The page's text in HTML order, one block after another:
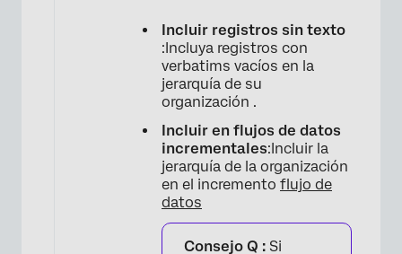
Incluir registros sin texto
:Incluya registros con
verbatims vacíos en la
jerarquía de su
organización .
Incluir en flujos de datos
incrementales:Incluir la
jerarquía de la organización
en el incremento flujo de
datos
Consejo Q : Si